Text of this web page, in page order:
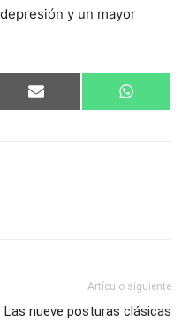
y un mayor
Compartir
en
Email
en
Artículo siguiente
Las nueve posturas clásicas